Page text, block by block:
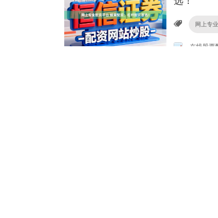
网上专
在线股票